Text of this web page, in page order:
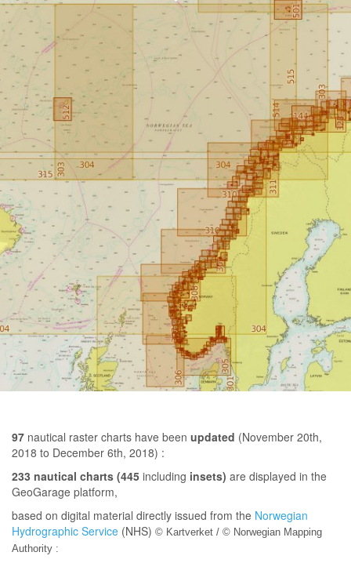
97 nautical raster charts have been updated (November 20th,
2018 to December 6th, 2018) :
233 nautical charts (445 including insets) are displayed in the
GeoGarage platform,
based on digital material directly issued from the Norwegian
Hydrographic Service (NHS) © Kartverket / © Norwegian Mapping
Authority :